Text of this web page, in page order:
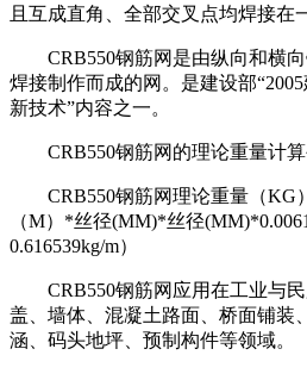
且互成直角、全部交叉点均焊接在
CRB550钢筋网是由纵向和横
焊接制作而成的网。是建设部
新技术”内容之一。
CRB550钢筋网的理论重量计算
CRB550钢筋网理论重量（KG
（M）*丝径(MM)*丝径
0.616539kg/m）
CRB550钢筋网应用在工业与
盖、墙体、混凝土路面、桥面铺装
涵、码头地坪、预制构件等领域。